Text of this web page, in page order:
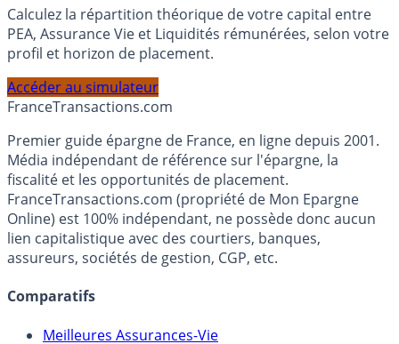
Simulateur d'Allocation
Calculez la répartition théorique de votre capital entre
profil et horizon de placement.
FranceTransactions.com
Premier guide épargne de France, en ligne depuis 2001.
Média indépendant de référence sur l'épargne, la
fiscalité et les opportunités de placement.
FranceTransactions.com (propriété de Mon Epargne
Online) est 100% indépendant, ne possède donc aucun
assureurs, sociétés de gestion, CGP, etc.
Comparatifs